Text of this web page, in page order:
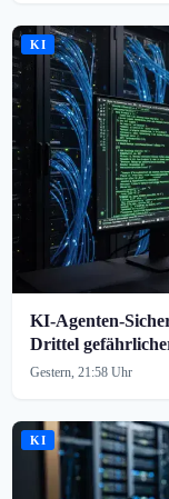
KI
KI-Agenten-
Drittel
Gestern, 21:58 Uhr
KI